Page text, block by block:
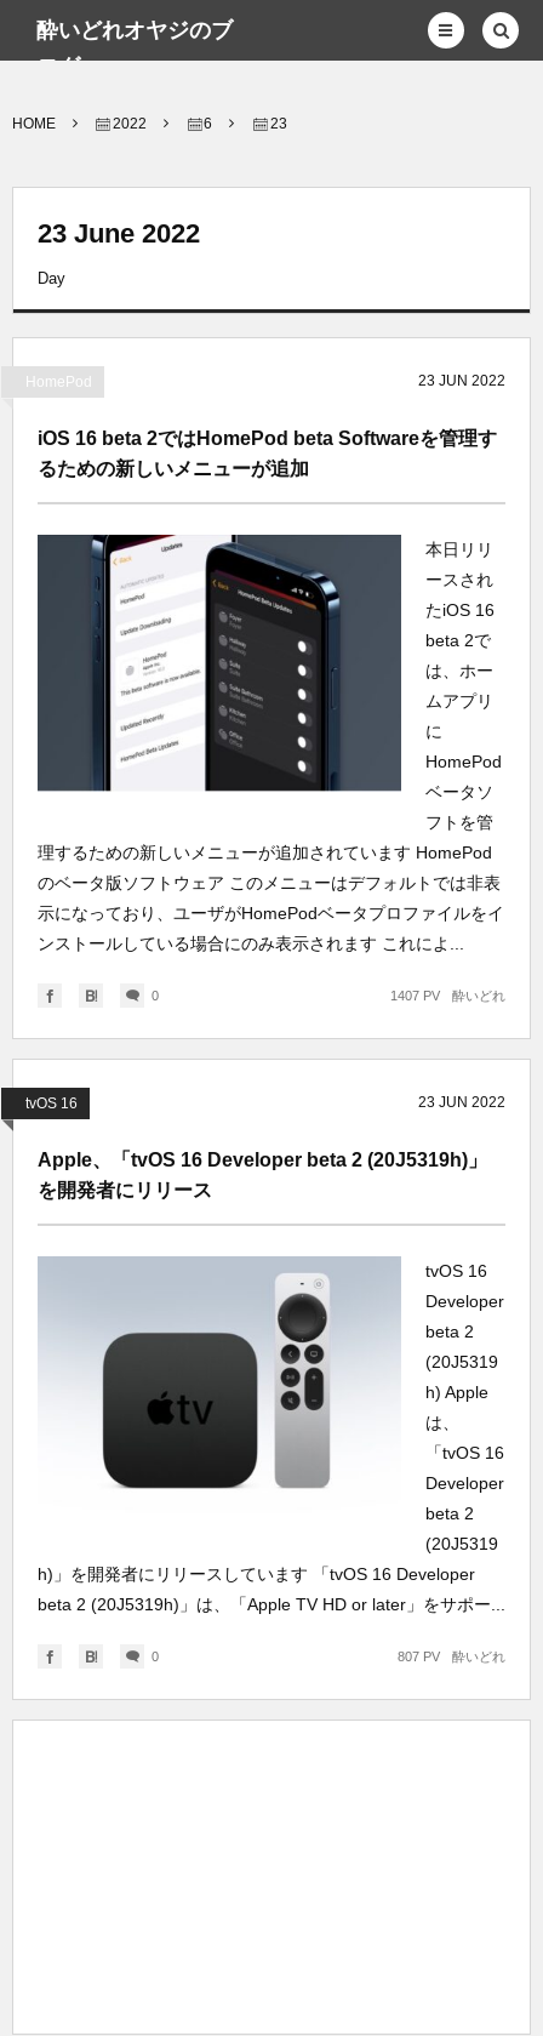
酔いどれオヤジのブ
ログwp
HOME 2022 6 23
23 June 2022
Day
HomePod 23 JUN 2022
iOS 16 beta 2ではHomePod beta Softwareを管理す
るための新しいメニューが追加
本日リリ
ースされ
たiOS 16
beta 2で
は、ホー
ムアプリ
に
HomePod
ベータソ
フトを管
理するための新しいメニューが追加されています HomePod
のベータ版ソフトウェア このメニューはデフォルトでは非表
示になっており、ユーザがHomePodベータプロファイルをイ
ンストールしている場合にのみ表示されます これによ...
0 酔いどれ
1407 PV
tvOS 16 23 JUN 2022
Apple、「tvOS 16 Developer beta 2 (20J5319h)」
を開発者にリリース
tvOS 16
Developer
beta 2
(20J5319
h) Apple
は、
「tvOS 16
Developer
beta 2
(20J5319
h)」を開発者にリリースしています 「tvOS 16 Developer
beta 2 (20J5319h)」は、「Apple TV HD or later」をサポー...
0 酔いどれ
807 PV